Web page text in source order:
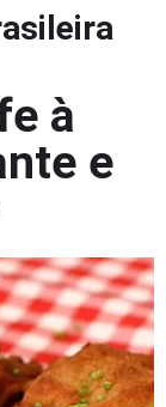
à
e